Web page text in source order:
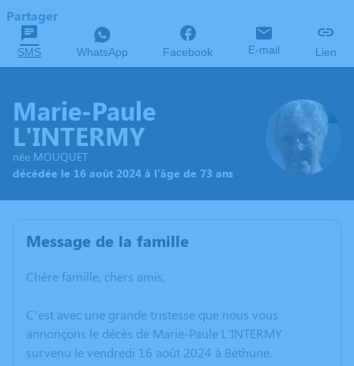
Partager
SMS WhatsApp Facebook E-mail Lien
Marie-Paule
L'INTERMY
née MOUQUET
décédée le 16 août 2024 à l'âge de 73 ans
Message de la famille
Chère famille, chers amis,
C’est avec une grande tristesse que nous vous
annonçons le décès de Marie-Paule L'INTERMY
survenu le vendredi 16 août 2024 à Béthune.